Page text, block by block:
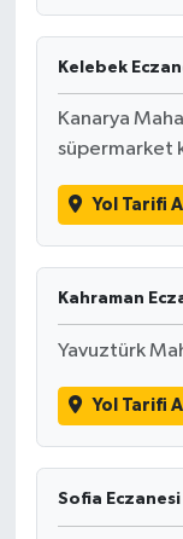
Kelebek
Kanarya
süpermarket
Yol Tarifi Al
Kahraman
Yavuztürk
Yol Tarifi Al
Sofia Eczanesi